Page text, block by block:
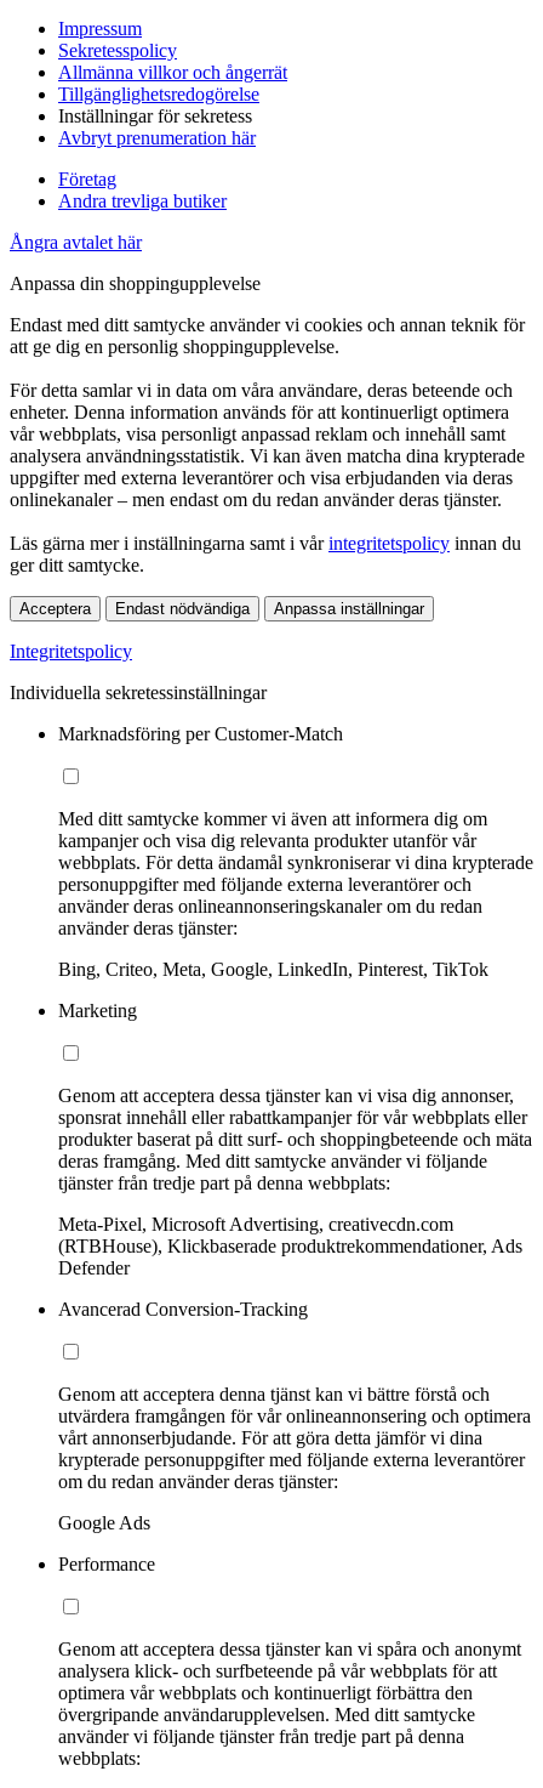
Impressum
Sekretesspolicy
Allmänna villkor och ångerrät
Tillgänglighetsredogörelse
Inställningar för sekretess
Avbryt prenumeration här
Företag
Andra trevliga butiker
Ångra avtalet här
Anpassa din shoppingupplevelse
Endast med ditt samtycke använder vi cookies och annan teknik för
att ge dig en personlig shoppingupplevelse.
För detta samlar vi in data om våra användare, deras beteende och
enheter. Denna information används för att kontinuerligt optimera
vår webbplats, visa personligt anpassad reklam och innehåll samt
analysera användningsstatistik. Vi kan även matcha dina krypterade
uppgifter med externa leverantörer och visa erbjudanden via deras
onlinekanaler – men endast om du redan använder deras tjänster.
Läs gärna mer i inställningarna samt i vårintegritetspolicy innan du
ger ditt samtycke.
Acceptera Endast nödvändiga Anpassa inställningar
Integritetspolicy
Individuella sekretessinställningar
Marknadsföring per Customer-Match
Med ditt samtycke kommer vi även att informera dig om
kampanjer och visa dig relevanta produkter utanför vår
webbplats. För detta ändamål synkroniserar vi dina krypterade
personuppgifter med följande externa leverantörer och
använder deras onlineannonseringskanaler om du redan
använder deras tjänster:
Bing, Criteo, Meta, Google, LinkedIn, Pinterest, TikTok
Marketing
Genom att acceptera dessa tjänster kan vi visa dig annonser,
sponsrat innehåll eller rabattkampanjer för vår webbplats eller
produkter baserat på ditt surf- och shoppingbeteende och mäta
deras framgång. Med ditt samtycke använder vi följande
tjänster från tredje part på denna webbplats:
Meta-Pixel, Microsoft Advertising, creativecdn.com
(RTBHouse), Klickbaserade produktrekommendationer, Ads
Defender
Avancerad Conversion-Tracking
Genom att acceptera denna tjänst kan vi bättre förstå och
utvärdera framgången för vår onlineannonsering och optimera
vårt annonserbjudande. För att göra detta jämför vi dina
krypterade personuppgifter med följande externa leverantörer
om du redan använder deras tjänster:
Google Ads
Performance
Genom att acceptera dessa tjänster kan vi spåra och anonymt
analysera klick- och surfbeteende på vår webbplats för att
optimera vår webbplats och kontinuerligt förbättra den
övergripande användarupplevelsen. Med ditt samtycke
använder vi följande tjänster från tredje part på denna
webbplats: